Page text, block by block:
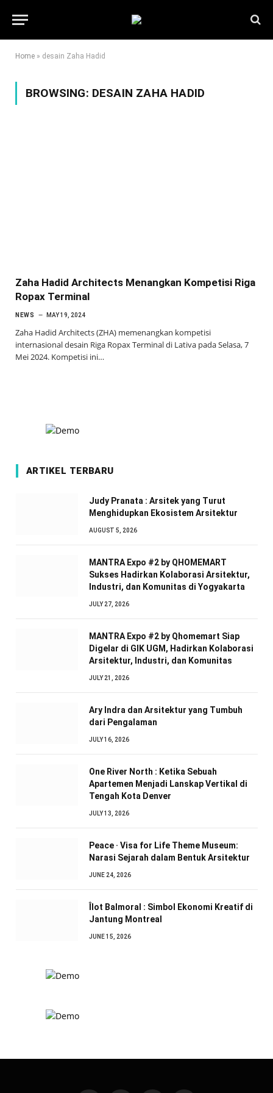
Home » desain Zaha Hadid
BROWSING: DESAIN ZAHA HADID
Zaha Hadid Architects Menangkan Kompetisi Riga
Ropax Terminal
NEWS MAY 19, 2024
Zaha Hadid Architects (ZHA) memenangkan kompetisi
internasional desain Riga Ropax Terminal di Lativa pada Selasa, 7
Mei 2024. Kompetisi ini…
ARTIKEL TERBARU
Judy Pranata : Arsitek yang Turut
Menghidupkan Ekosistem Arsitektur
AUGUST 5, 2026
MANTRA Expo #2 by QHOMEMART
Sukses Hadirkan Kolaborasi Arsitektur,
Industri, dan Komunitas di Yogyakarta
JULY 27, 2026
MANTRA Expo #2 by Qhomemart Siap
Digelar di GIK UGM, Hadirkan Kolaborasi
Arsitektur, Industri, dan Komunitas
JULY 21, 2026
Ary Indra dan Arsitektur yang Tumbuh
dari Pengalaman
JULY 16, 2026
One River North : Ketika Sebuah
Apartemen Menjadi Lanskap Vertikal di
Tengah Kota Denver
JULY 13, 2026
Peace · Visa for Life Theme Museum:
Narasi Sejarah dalam Bentuk Arsitektur
JUNE 24, 2026
Îlot Balmoral : Simbol Ekonomi Kreatif di
Jantung Montreal
JUNE 15, 2026